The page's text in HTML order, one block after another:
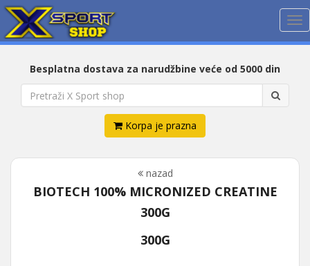
Besplatna dostava za narudžbine veće od 5000 din
Korpa je prazna
nazad
BIOTECH 100% MICRONIZED CREATINE
300G
300G